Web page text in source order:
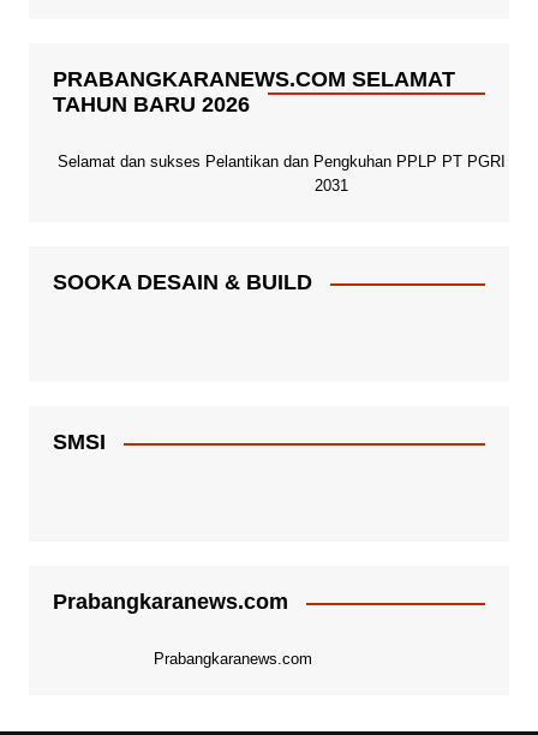
PRABANGKARANEWS.COM SELAMAT
TAHUN BARU 2026
Selamat dan sukses Pelantikan dan Pengkuhan PPLP PT PGRI
2031
SOOKA DESAIN & BUILD
SMSI
Prabangkaranews.com
Prabangkaranews.com